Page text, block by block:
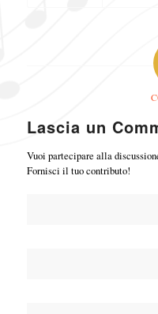
Lascia un
Vuoi partecipare alla
Fornisci il tuo contributo!